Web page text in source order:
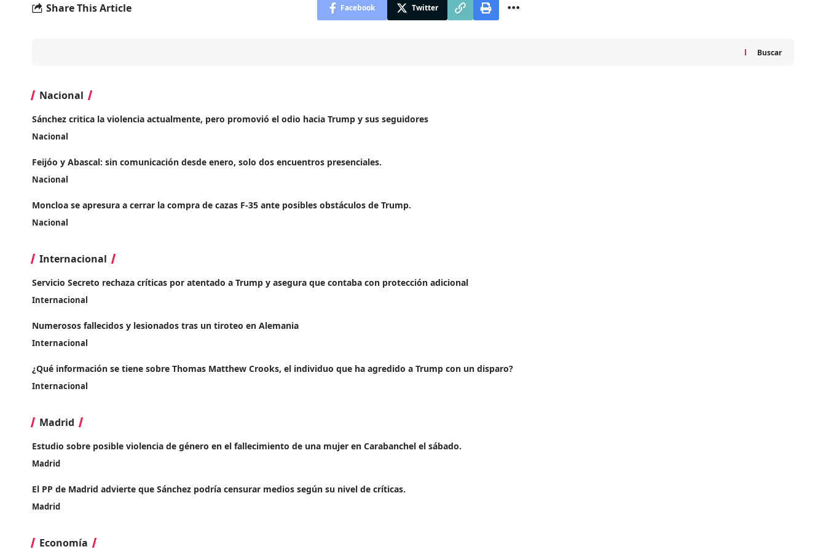
Share This Article Facebook Twitter
Buscar
Nacional
Sánchez critica la violencia actualmente, pero promovió el odio hacia Trump y sus seguidores
Nacional
Feijóo y Abascal: sin comunicación desde enero, solo dos encuentros presenciales.
Nacional
Moncloa se apresura a cerrar la compra de cazas F-35 ante posibles obstáculos de Trump.
Nacional
Internacional
Servicio Secreto rechaza críticas por atentado a Trump y asegura que contaba con protección adicional
Internacional
Numerosos fallecidos y lesionados tras un tiroteo en Alemania
Internacional
¿Qué información se tiene sobre Thomas Matthew Crooks, el individuo que ha agredido a Trump con un disparo?
Internacional
Madrid
Estudio sobre posible violencia de género en el fallecimiento de una mujer en Carabanchel el sábado.
Madrid
El PP de Madrid advierte que Sánchez podría censurar medios según su nivel de críticas.
Madrid
Economía